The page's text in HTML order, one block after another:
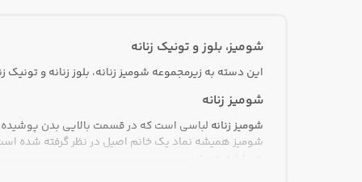
شماره 7
شماره 8
شماره 9
صورتی
صورتی کمرنگ
طوسی
گیاهی
لاکرا
مخمل
مراکشی
ملانژ
شومیز، بلوز و تونیک زنانه
این دسته به زیرمجموعه شومیز زنانه، بلوز زنانه و
شومیز زنانه
شومیز زنانه لباسی است که در قسمت بالایی بدن پوشیده
شومیز همیشه نماد یک خانم اصیل در نظر گرفته شده